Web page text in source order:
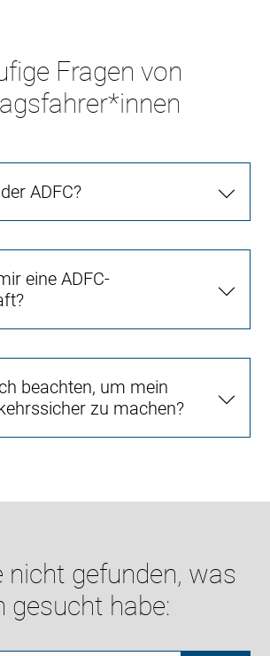
Fragen von
ADFC?
eine ADFC-
beachten, um mein
zu machen?
nicht gefunden, was
gesucht habe: